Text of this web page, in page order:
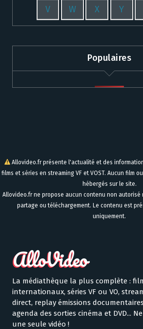
V W X Y
Populaires
Allovideo.fr présente l'actualité et des
films et séries en streaming VF et VOST. Aucun film
hébergés sur le site.
Allovideo.fr ne propose aucun contenu non
partage ou téléchargement. Le contenu est
uniquement.
La médiathèque la plus complète :
internationaux, séries VF ou VO,
direct, replay émissions
agenda des sorties cinéma et DVD...
une seule vidéo !